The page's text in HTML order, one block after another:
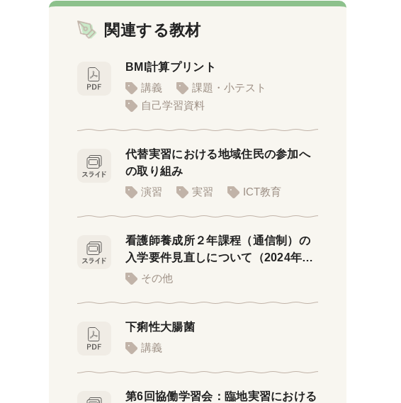
関連する教材
BMI計算プリント
講義
課題・小テスト
自己学習資料
代替実習における地域住民の参加へ
の取り組み
演習
実習 ICT教育
看護師養成所２年課程（通信制）の
入学要件見直しについて（2024年3
月8日）
その他
下痢性大腸菌
講義
第6回協働学習会：臨地実習における